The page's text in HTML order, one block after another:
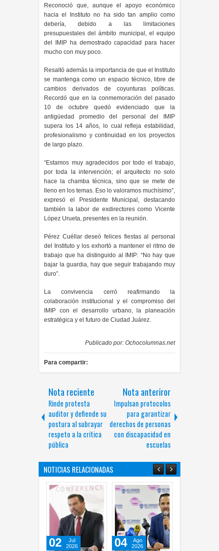
Reconoció que, aunque el apoyo económico
hacia el Instituto no ha sido tan amplio como
debería, debido a las limitaciones
presupuestales del ámbito municipal, el equipo
del IMIP ha demostrado capacidad para hacer
mucho con muy poco.
Resaltó además la importancia de que el Instituto
se mantenga como un espacio técnico, libre de
cambios derivados de coyunturas políticas.
Recordó que en la conmemoración del pasado
10 de octubre quedó evidenciado que la
antigüedad promedio del personal del IMIP
supera los 14 años, lo cual refleja estabilidad,
profesionalismo y continuidad en los proyectos
de largo plazo.
“Estamos muy agradecidos por todo el trabajo,
por toda la intervención; el arquitecto no solo
hace la chamba técnica, sino que se mete de
lleno en los temas. Eso lo valoramos muchísimo”,
expresó el Presidente Municipal, destacando
también la labor de exdirectores como Vicente
López Urueta, presentes en la reunión.
Pérez Cuéllar deseó felices fiestas al personal
del Instituto y los exhortó a mantener el ritmo de
trabajo que ha distinguido al IMIP: “No hay que
bajar la guardia, hay que seguir trabajando muy
duro”.
La convivencia cerró reafirmando la
colaboración institucional y el compromiso del
IMIP con el desarrollo urbano, la planeación
estratégica y el futuro de Ciudad Juárez.
Publicado por: Ochocolumnas.net
Para compartir:
Nota reciente
Rinde protesta
auditor y defiende su
postura al subrayar
respeto a la crítica
pública
Nota anteriror
Impulsan protocolos
para garantizar
derechos de personas
con discapacidad en
escuelas
NOTICIAS RELACIONADAS
04
Ago
2026
16
Jul
2026